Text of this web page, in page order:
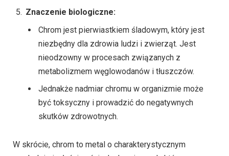
Znaczenie biologiczne:
Chrom jest pierwiastkiem śladowym, który jest
niezbędny dla zdrowia ludzi i zwierząt. Jest
nieodzowny w procesach związanych z
metabolizmem węglowodanów i tłuszczów.
Jednakże nadmiar chromu w organizmie może
być toksyczny i prowadzić do negatywnych
skutków zdrowotnych.
W skrócie, chrom to metal o charakterystycznym